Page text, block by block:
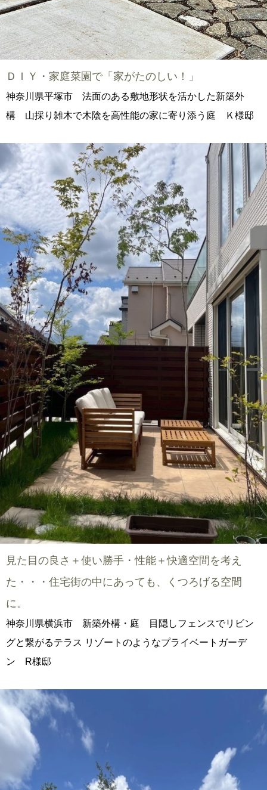
ＤＩＹ・家庭菜園で「家がたのしい！」
神奈川県平塚市 法面のある敷地形状を活かした新築外
構 山採り雑木で木陰を高性能の家に寄り添う庭 Ｋ様邸
見た目の良さ＋使い勝手・性能＋快適空間を考え
た・・・住宅街の中にあっても、くつろげる空間
に。
神奈川県横浜市 新築外構・庭 目隠しフェンスでリビン
グと繋がるテラス リゾートのようなプライベートガーデ
ン R様邸